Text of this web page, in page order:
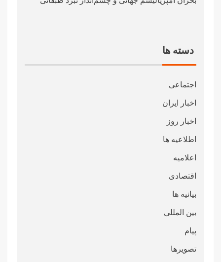
دسته ها
اجتماعی
اخبار ایران
اخبار روز
اطلاعیه ها
اعلامیه
اقتصادی
بیانیه ها
بین المللی
پیام
تصویرها